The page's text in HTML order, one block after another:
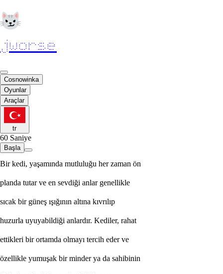
jworse
Cosnowinka
Oyunlar
Araçlar
tr
60 Saniye
Başla
Bir kedi, yaşamında mutluluğu her zaman ön
planda tutar ve en sevdiği anlar genellikle
sıcak bir güneş ışığının altına kıvrılıp
huzurla uyuyabildiği anlardır. Kediler, rahat
ettikleri bir ortamda olmayı tercih eder ve
özellikle yumuşak bir minder ya da sahibinin